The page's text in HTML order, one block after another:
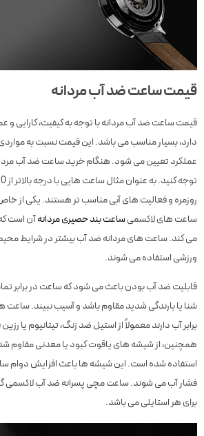
قیمت ساعت ضد آب مردانه
قیمت ساعت ضد آب مردانه با توجه به کیفیت، کارایی و
دارد، بسیار مناسب می باشد. این قیمت نسبت به
عملکرد تعیین می شود. هنگام خرید ساعت ضد آب
روزمره و فعالیت های آبی مناسب تر هستند. یکی از
ساعت های لاکسمیساعت بند حصیری مردانهآن است
می کند. ساعت های مردانه ضد آب بیشتر در شرایط
ورزشی استفاده می شوند.
قابلیت ضد آب بودن باعث می شود که ساعت در برابر
شنا یا بارندگی شدید مقاوم باشد و آسیب نبیند. ساعت
برابر آب دارند معمولاً از استیل ضد زنگ، تیتانیوم یا
همچنین، از شیشه های یاقوت کبود یا معدنی مقاوم
استفاده شده است. این شیشه ها باعث افزایش دوام
فشار آب می شوند. ساعت مچی پسرانه ضد آب لاکسمی
برای هر استایلی می باشد.